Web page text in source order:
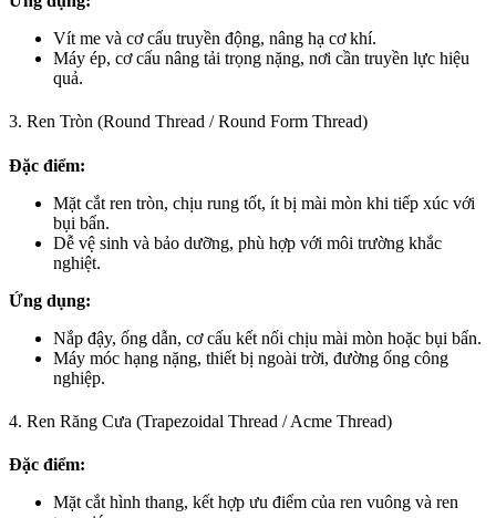
Vít me và cơ cấu truyền động, nâng hạ cơ khí.
Máy ép, cơ cấu nâng tải trọng nặng, nơi cần truyền lực hiệu
quả.
3. Ren Tròn (Round Thread / Round Form Thread)
Đặc điểm:
Mặt cắt ren tròn, chịu rung tốt, ít bị mài mòn khi tiếp xúc với
bụi bẩn.
Dễ vệ sinh và bảo dưỡng, phù hợp với môi trường khắc
nghiệt.
Ứng dụng:
Nắp đậy, ống dẫn, cơ cấu kết nối chịu mài mòn hoặc bụi bẩn.
Máy móc hạng nặng, thiết bị ngoài trời, đường ống công
nghiệp.
4. Ren Răng Cưa (Trapezoidal Thread / Acme Thread)
Đặc điểm:
Mặt cắt hình thang, kết hợp ưu điểm của ren vuông và ren